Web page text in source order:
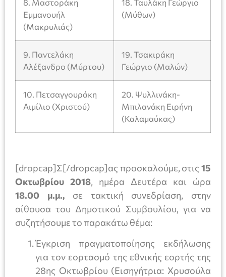
8. Μαστοράκη
Εμμανουήλ
(Μακρυλιάς)
18. Ταυλάκη Γεώργιο
(Μύθων)
9. Παντελάκη
Αλέξανδρο (Μύρτου)
19. Τσακιράκη
Γεώργιο (Μαλών)
10. Πετσαγγουράκη
Αιμίλιο (Χριστού)
20. Ψυλλινάκη-
Μπιλανάκη Ειρήνη
(Καλαμαύκας)
[dropcap]Σ[/dropcap]ας προσκαλούμε, στις 15
Οκτωβρίου 2018, ημέρα Δευτέρα και ώρα
18.00 μ.μ., σε τακτική συνεδρίαση, στην
αίθουσα του Δημοτικού Συμβουλίου, για να
συζητήσουμε το παρακάτω θέμα:
Έγκριση πραγματοποίησης εκδήλωσης
για τον εορτασμό της εθνικής εορτής της
28ης Οκτωβρίου (Εισηγήτρια: Χρυσούλα